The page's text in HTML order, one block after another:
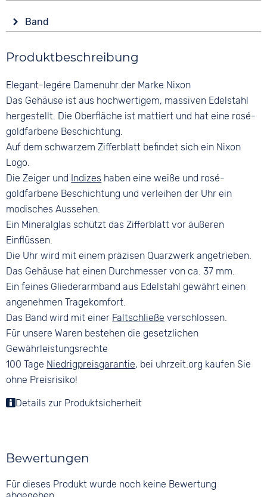
Form
Rund
Glas
Farbe
Roségold
Analog
Schwarz
Ziffern
Keine
Band
Edelstahl
Bandschließe
Faltschließe
Farbe
Roségold
Produktbeschreibung
Elegant-legére Damenuhr der Marke Nixon
Das Gehäuse ist aus hochwertigem, massiven Edelstahl
hergestellt. Die Oberfläche ist mattiert und hat eine rosé-
goldfarbene Beschichtung.
Auf dem schwarzem Zifferblatt befindet sich ein Nixon
Logo.
Die Zeiger und Indizes haben eine weiße und rosé-
goldfarbene Beschichtung und verleihen der Uhr ein
modisches Aussehen.
Ein Mineralglas schützt das Zifferblatt vor äußeren
Einflüssen.
Die Uhr wird mit einem präzisen Quarzwerk angetrieben.
Das Gehäuse hat einen Durchmesser von ca. 37 mm.
Ein feines Gliederarmband aus Edelstahl gewährt einen
angenehmen Tragekomfort.
Das Band wird mit einer Faltschließe verschlossen.
Für unsere Waren bestehen die gesetzlichen
Gewährleistungsrechte
100 Tage Niedrigpreisgarantie, bei uhrzeit.org kaufen Sie
ohne Preisrisiko!
Details zur Produktsicherheit
Bewertungen
Für dieses Produkt wurde noch keine Bewertung